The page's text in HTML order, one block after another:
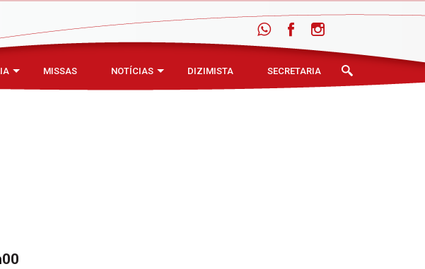
MISSAS NOTÍCIAS DIZIMISTA SECRETARIA